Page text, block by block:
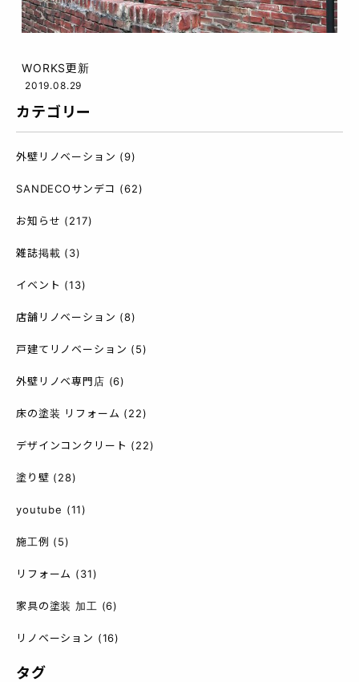
WORKS更新
2019.08.29
カテゴリー
外壁リノベーション (9)
SANDECOサンデコ (62)
お知らせ (217)
雑誌掲載 (3)
イベント (13)
店舗リノベーション (8)
戸建てリノベーション (5)
外壁リノベ専門店 (6)
床の塗装 リフォーム (22)
デザインコンクリート (22)
塗り壁 (28)
youtube (11)
施工例 (5)
リフォーム (31)
家具の塗装 加工 (6)
リノベーション (16)
タグ